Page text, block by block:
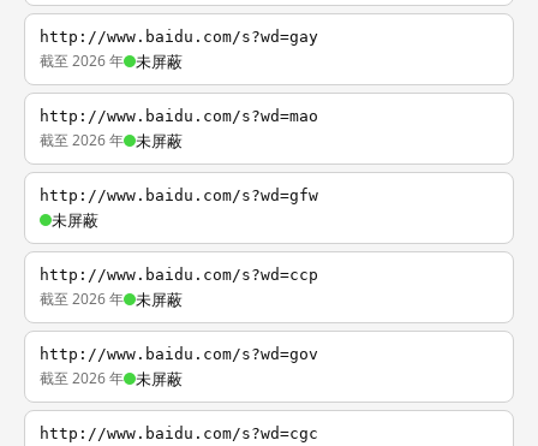
http://www.baidu.com/s?wd=gay
截至 2026 年 未屏蔽
http://www.baidu.com/s?wd=mao
截至 2026 年 未屏蔽
http://www.baidu.com/s?wd=gfw
未屏蔽
http://www.baidu.com/s?wd=ccp
截至 2026 年 未屏蔽
http://www.baidu.com/s?wd=gov
截至 2026 年 未屏蔽
http://www.baidu.com/s?wd=cgc